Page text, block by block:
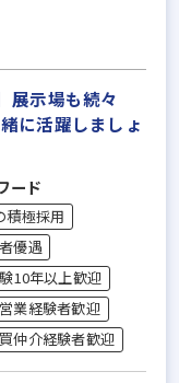
展示場も続々
に活躍しましょ
ード
積極採用
優遇
10年以上歓迎
業経験者歓迎
仲介経験者歓迎